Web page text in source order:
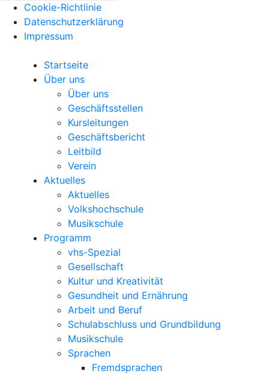
Cookie-Richtlinie
Datenschutzerklärung
Impressum
Startseite
Über uns
Über uns
Geschäftsstellen
Kursleitungen
Geschäftsbericht
Leitbild
Verein
Aktuelles
Aktuelles
Volkshochschule
Musikschule
Programm
vhs-Spezial
Gesellschaft
Kultur und Kreativität
Gesundheit und Ernährung
Arbeit und Beruf
Schulabschluss und Grundbildung
Musikschule
Sprachen
Fremdsprachen